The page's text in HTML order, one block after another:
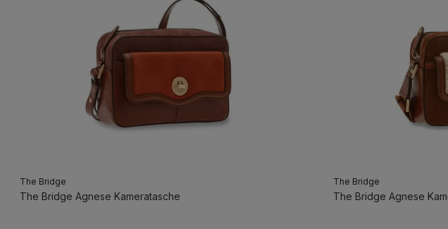
The Bridge
The Bridge Agnese Kameratasche
The Bridge
The Bridge Agnese